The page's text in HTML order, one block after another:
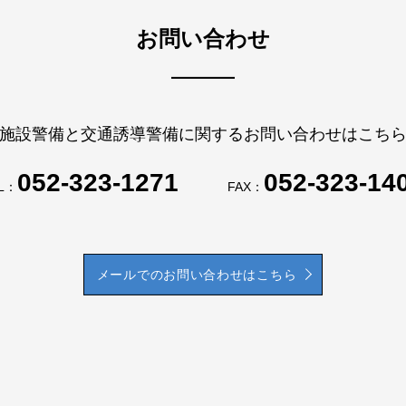
お問い合わせ
施設警備と交通誘導警備に関するお問い合わせはこちら
052-323-1271 FAX： 052-323-
メールでのお問い合わせはこちら